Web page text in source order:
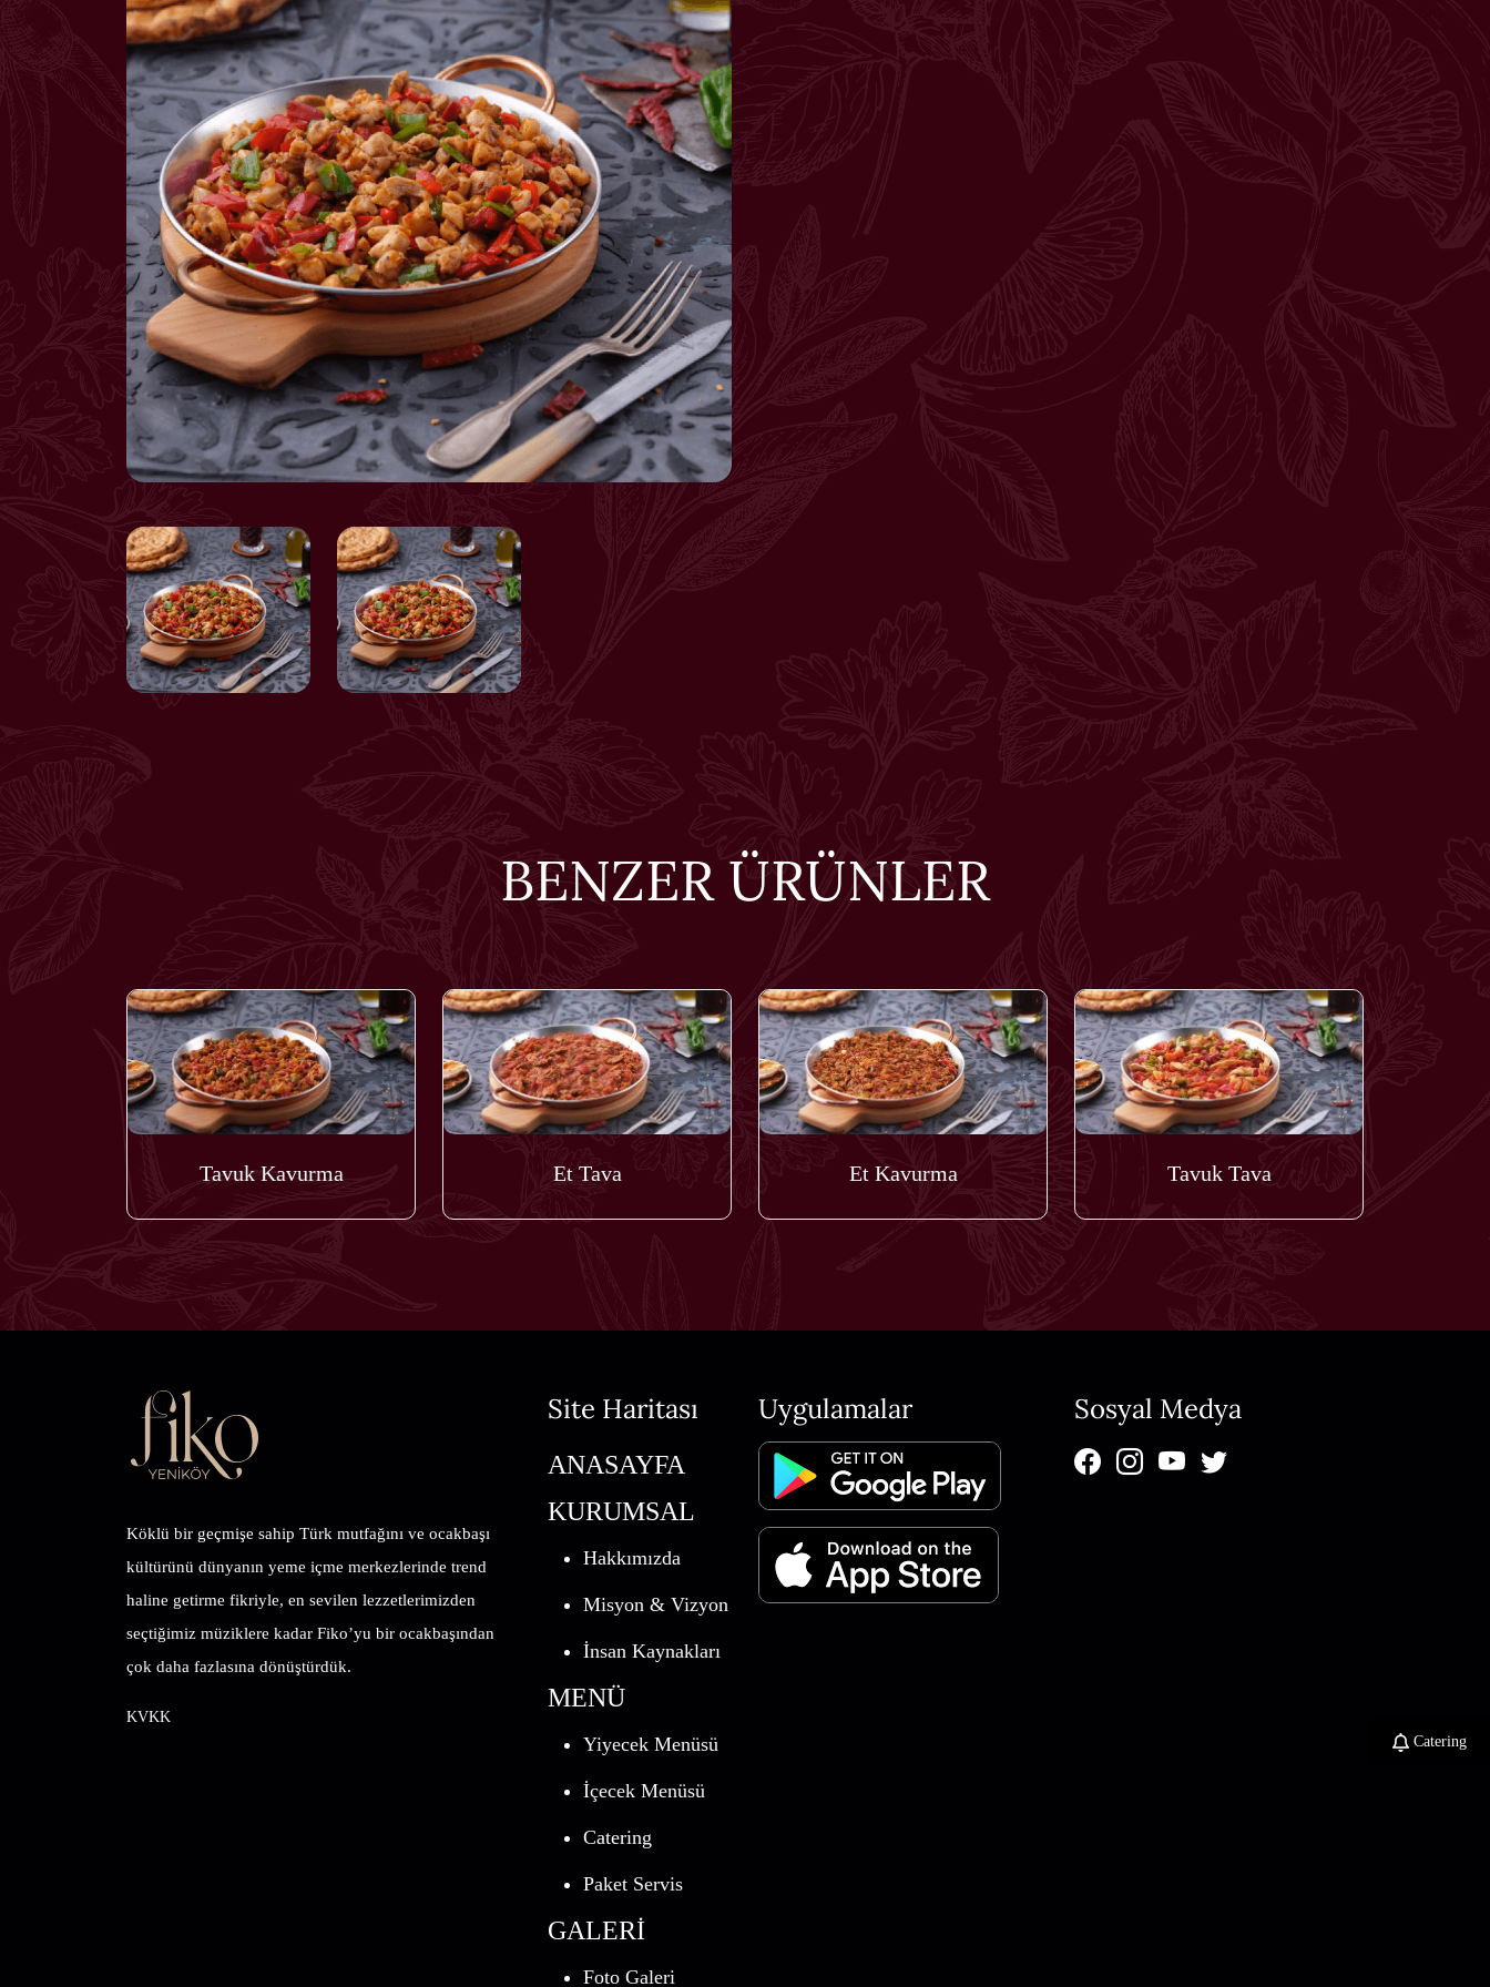
BENZER ÜRÜNLER
Tavuk Kavurma Et Tava Et Kavurma Tavuk Tava
Köklü bir geçmişe sahip Türk mutfağını ve ocakbaşı
kültürünü dünyanın yeme içme merkezlerinde trend
haline getirme fikriyle, en sevilen lezzetlerimizden
seçtiğimiz müziklere kadar Fiko’yu bir ocakbaşından
çok daha fazlasına dönüştürdük.
KVKK
Site Haritası
ANASAYFA
KURUMSAL
Hakkımızda
Misyon & Vizyon
İnsan Kaynakları
MENÜ
Yiyecek Menüsü
İçecek Menüsü
Catering
Paket Servis
GALERİ
Foto Galeri
Uygulamalar Sosyal Medya
Catering